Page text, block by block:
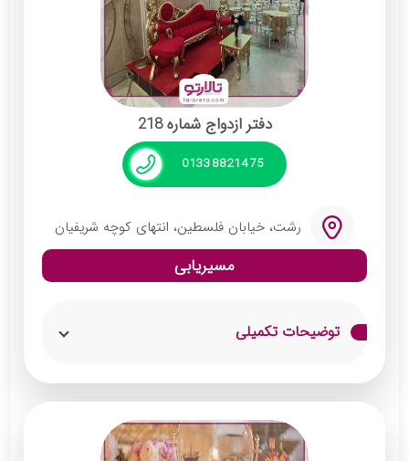
دفتر ازدواج شماره 218
01338821475
رشت، خیابان فلسطین، انتهای کوچه شریفیان
مسیریابی
توضیحات تکمیلی
این مجموعه دارای سالن عقد وسیعی با تم سفید و
کرم است که ظاهر شیک و امروزی به دفتر ازدواج
داده است. جناب آقای اشرف خوشحال مامودان